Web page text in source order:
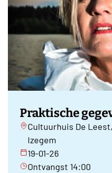
Praktische
Cultuurhuis De
Izegem
19-01-26
Ontvangst 14:00